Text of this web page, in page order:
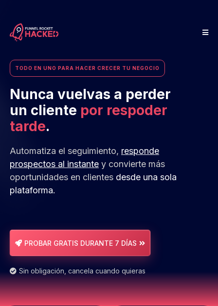
TODO EN UNO PARA HACER CRECER TU NEGOCIO
Nunca vuelvas a perder
un cliente por respoder
tarde.
Automatiza el seguimiento, responde
prospectos al instante y convierte más
oportunidades en clientes desde una sola
plataforma.
PROBAR GRATIS DURANTE 7 DÍAS
Sin obligación, cancela cuando quieras